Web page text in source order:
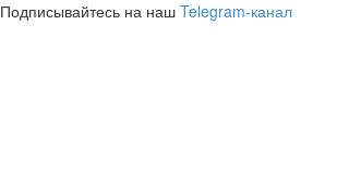
Подписывайтесь на наш Telegram-канал